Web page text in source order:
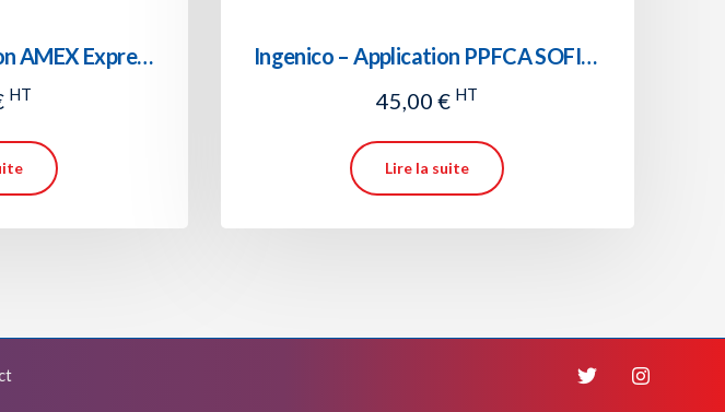
Verifone – Application AMEX Express Sans-contact
HT
Ingenico – Application PPFCA SOFINCO
45,00€ HT
Lire la suite